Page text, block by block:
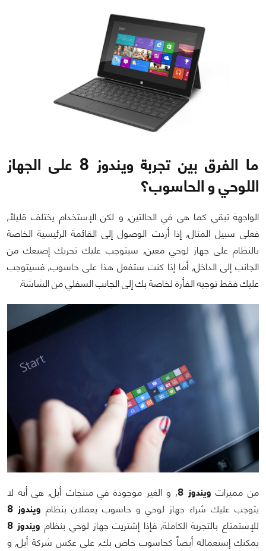
ما الفرق بين تجربة ويندوز 8 على الجهاز
اللوحي و الحاسوب؟
الواجهة تبقى كما هى في الحالتين, و لكن الإستخدام يختلف قليلاً,
فعلى سبيل المثال, إذا أردت الوصول إلى القائمة الرئيسية الخاصة
بالنظام على جهاز لوحي معين, سيتوجب عليك تحريك إصبعك من
الجانب إلى الداخل, أما إذا كنت ستفعل هذا على حاسوب, فسيتوجب
عليك فقط توجيه الفأرة لخاصة بك إلى الجانب السفلي من الشاشة.
من مميزات ويندوز 8
, و الغير موجودة في منتجات أبل, هى أنه لا
يتوجب عليك شراء جهاز لوحي و حاسوب يعملان بنظام ويندوز 8
للإستمتاع بالتجربة الكاملة, فإذا إشتريت جهاز لوحي بنظام ويندوز 8
يمكنك إستعماله أيضاً كحاسوب خاص بك, على عكس شركة أبل, و